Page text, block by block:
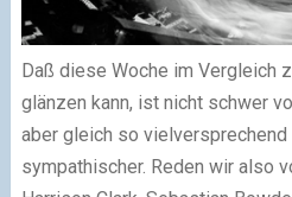
Daß diese Woche im Vergleich
glänzen kann, ist nicht schwer
aber gleich so
sympathischer. Reden wir also